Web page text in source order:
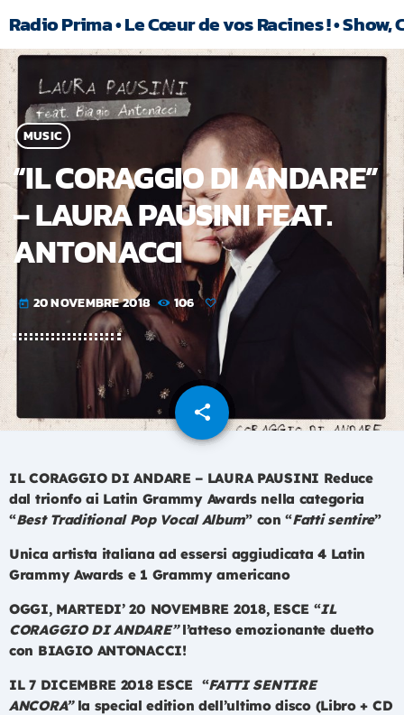
Radio Prima • Le Cœur de vos Racines ! •
MUSIC
“IL CORAGGIO DI ANDARE”
– LAURA PAUSINI FEAT.
ANTONACCI
today 20 NOVEMBRE 2018 106
share
email
IL CORAGGIO DI ANDARE – LAURA PAUSINI Reduce
dal trionfo ai Latin Grammy Awards nella categoria
“Best Traditional Pop Vocal Album” con “Fatti sentire”
Unica artista italiana ad essersi aggiudicata 4 Latin
Grammy Awards e 1 Grammy americano
OGGI, MARTEDI’ 20 NOVEMBRE 2018, ESCE “IL
CORAGGIO DI ANDARE”l’atteso emozionante duetto
con BIAGIO ANTONACCI!
IL 7 DICEMBRE 2018 ESCE “FATTI SENTIRE
ANCORA” la special edition dell’ultimo disco (Libro + CD